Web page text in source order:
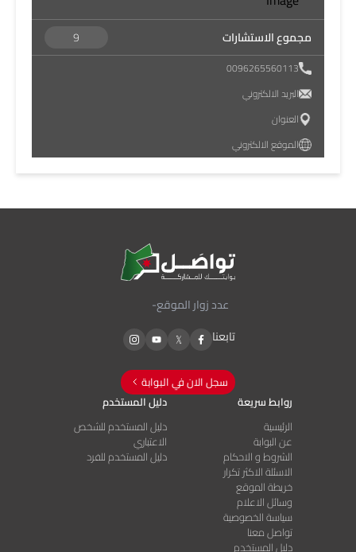
مجموع الاستشارات 9
0096265560113
البريد الالكتروني
العنوان
الموقع الالكتروني
عدد زوار الموقع-
تابعنا
سجل الان في البوابة
روابط سريعة
الرئيسية
عن البوابة
الشروط و الاحكام
الاسئلة الاكثر تكرار
خريطة الموقع
وسائل الاعلام
سياسة الخصوصية
تواصل معنا
دليل المستخدم
دليل المستخدم
دليل المستخدم للشخص
الاعتباري
دليل المستخدم للفرد